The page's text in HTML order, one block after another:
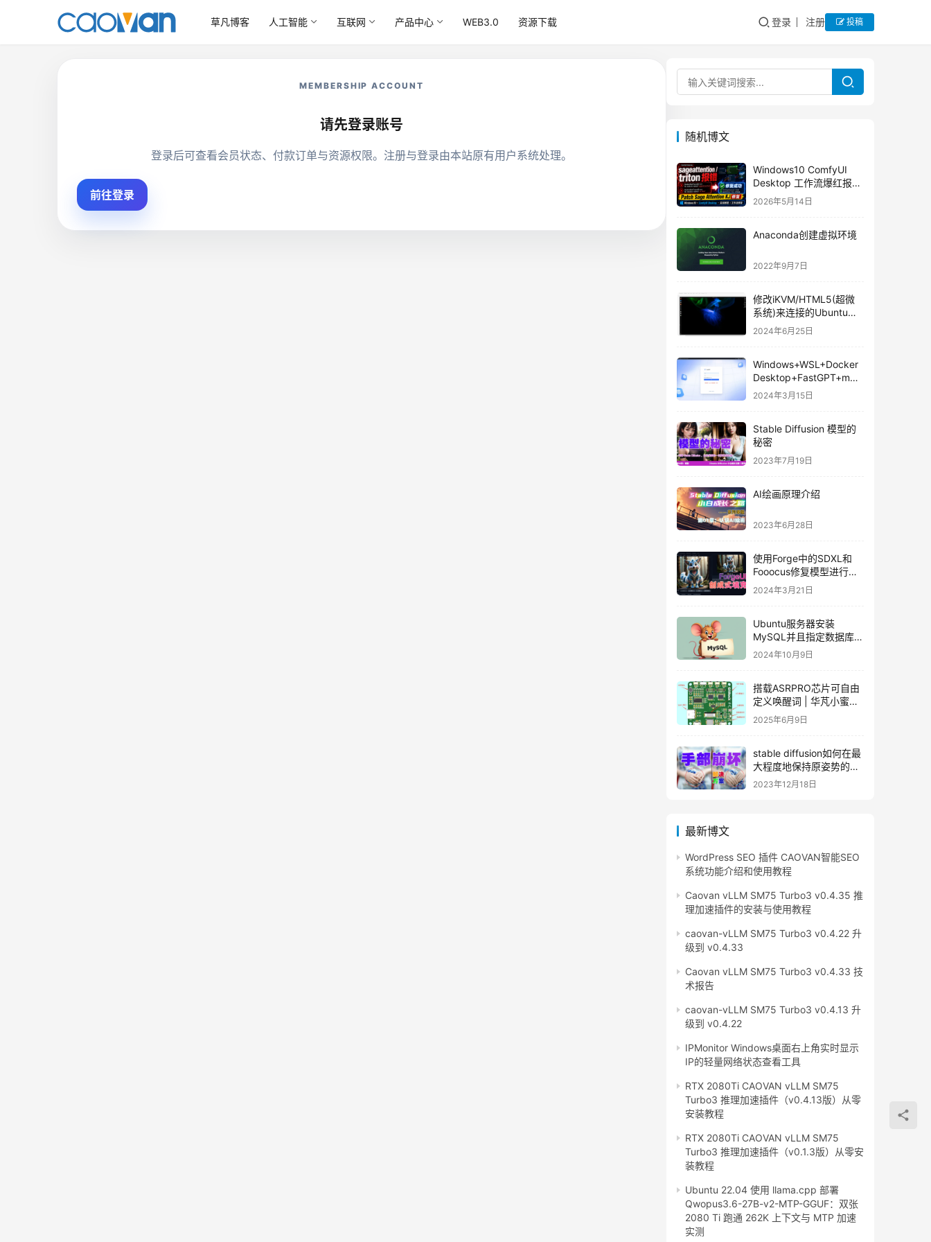
草凡博客 人工智能 互联网 产品中心 WEB3.0 资源下载 登录 注册 投稿
MEMBERSHIP ACCOUNT
请先登录账号
登录后可查看会员状态、付款订单与资源权限。注册与登录由本站原有用户系统处理。
前往登录
随机博文
Windows10 ComfyUI
Desktop 工作流爆红报错
解决：No module
named sageattention /
Attention KJ 修复教程
2026年5月14日
Anaconda创建虚拟环境
2022年9月7日
修改iKVM/HTML5(超微
系统)来连接的Ubuntu桌
面的分辨率
2024年6月25日
Windows+WSL+Docker
Desktop+FastGPT+m3e
+oneapi+ChatGLM3部署
2024年3月15日
Stable Diffusion 模型的
秘密
2023年7月19日
AI绘画原理介绍
2023年6月28日
使用Forge中的SDXL和
Fooocus修复模型进行
outpaint
2024年3月21日
Ubuntu服务器安装
MySQL并且指定数据库保
存路径
2024年10月9日
搭载ASRPRO芯片可自由
定义唤醒词 | 华芃小蜜开
发板（v5.0.1、v5.3.1）
使用教程
2025年6月9日
stable diffusion如何在最
大程度地保持原姿势的基
础上解决手部崩坏的问题|
2023年12月18日
最新博文
WordPress SEO 插件 CAOVAN智能SEO
系统功能介绍和使用教程
Caovan vLLM SM75 Turbo3 v0.4.35 推
理加速插件的安装与使用教程
caovan-vLLM SM75 Turbo3 v0.4.22 升
级到 v0.4.33
Caovan vLLM SM75 Turbo3 v0.4.33 技
术报告
caovan-vLLM SM75 Turbo3 v0.4.13 升
级到 v0.4.22
IPMonitor Windows桌面右上角实时显示
IP的轻量网络状态查看工具
RTX 2080Ti CAOVAN vLLM SM75
Turbo3 推理加速插件（v0.4.13版）从零
安装教程
RTX 2080Ti CAOVAN vLLM SM75
Turbo3 推理加速插件（v0.1.3版）从零安
装教程
Ubuntu 22.04 使用 llama.cpp 部署
Qwopus3.6-27B-v2-MTP-GGUF：双张
2080 Ti 跑通 262K 上下文与 MTP 加速
实测